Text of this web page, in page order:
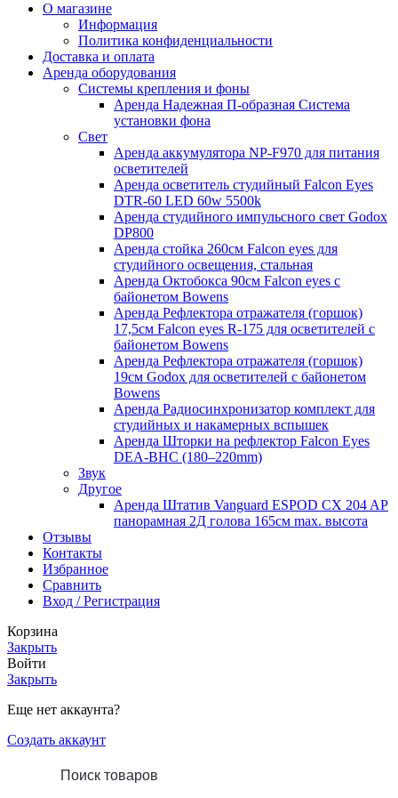
О магазине
Информация
Политика конфиденциальности
Доставка и оплата
Аренда оборудования
Системы крепления и фоны
Аренда Надежная П-образная Система
установки фона
Свет
Аренда аккумулятора NP-F970 для питания
осветителей
Аренда осветитель студийный Falcon Eyes
DTR-60 LED 60w 5500k
Аренда студийного импульсного свет Godox
DP800
Аренда стойка 260см Falcon eyes для
студийного освещения, стальная
Аренда Октобокса 90см Falcon eyes с
байонетом Bowens
Аренда Рефлектора отражателя (горшок)
17,5см Falcon eyes R-175 для осветителей с
байонетом Bowens
Аренда Рефлектора отражателя (горшок)
19см Godox для осветителей с байонетом
Bowens
Аренда Радиосинхронизатор комплект для
студийных и накамерных вспышек
Аренда Шторки на рефлектор Falcon Eyes
DEA-BHC (180–220mm)
Звук
Другое
Аренда Штатив Vanguard ESPOD CX 204 AP
панорамная 2Д голова 165см max. высота
Отзывы
Контакты
Избранное
Сравнить
Вход / Регистрация
Корзина
Закрыть
Войти
Закрыть
Еще нет аккаунта?
Создать аккаунт